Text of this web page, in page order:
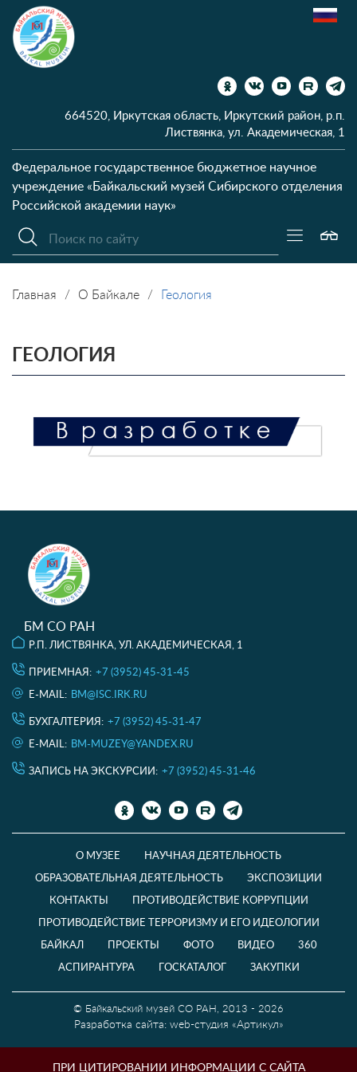
664520, Иркутская область, Иркутский район, р.п.
Листвянка, ул. Академическая, 1
Федеральное государственное бюджетное научное
учреждение «Байкальский музей Сибирского отделения
Российской академии наук»
Главная О Байкале Геология
ГЕОЛОГИЯ
БМ СО РАН
О МУЗЕЕ НАУЧНАЯ ДЕЯТЕЛЬНОСТЬ
ОБРАЗОВАТЕЛЬНАЯ ДЕЯТЕЛЬНОСТЬ ЭКСПОЗИЦИИ
КОНТАКТЫ ПРОТИВОДЕЙСТВИЕ КОРРУПЦИИ
ПРОТИВОДЕЙСТВИЕ ТЕРРОРИЗМУ И ЕГО ИДЕОЛОГИИ
БАЙКАЛ ПРОЕКТЫ ФОТО ВИДЕО 360
АСПИРАНТУРА ГОСКАТАЛОГ ЗАКУПКИ
Р.П. ЛИСТВЯНКА, УЛ. АКАДЕМИЧЕСКАЯ, 1
ПРИЕМНАЯ: +7 (3952) 45-31-45
E-MAIL: BM@ISC.IRK.RU
БУХГАЛТЕРИЯ: +7 (3952) 45-31-47
E-MAIL: BM-MUZEY@YANDEX.RU
ЗАПИСЬ НА ЭКСКУРСИИ: +7 (3952) 45-31-46
© Байкальский музей СО РАН, 2013 - 2026
Разработка сайта: web-студия «Артикул»
ПРИ ЦИТИРОВАНИИ ИНФОРМАЦИИ С САЙТА